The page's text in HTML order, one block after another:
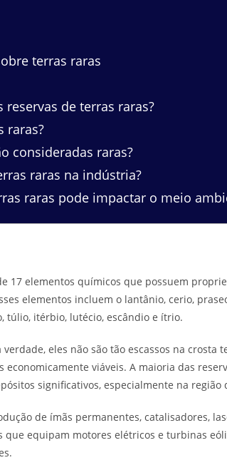
terras raras
reservas de terras raras?
raras?
consideradas raras?
raras na indústria?
raras pode impactar o meio
17 elementos químicos que possuem
elementos incluem o lantânio, cerio,
túlio, itérbio, lutécio, escândio e ítrio.
eles não são tão escassos na crosta
viáveis. A maioria das
significativos, especialmente na região
de ímãs permanentes, catalisadores,
equipam motores elétricos e turbinas